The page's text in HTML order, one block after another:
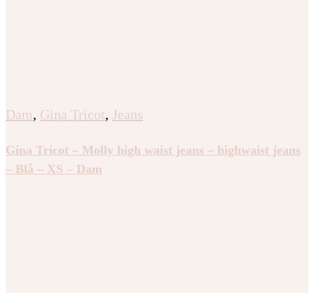
Dam, Gina Tricot, Jeans
Gina Tricot – Molly high waist jeans – highwaist jeans
– Blå – XS – Dam